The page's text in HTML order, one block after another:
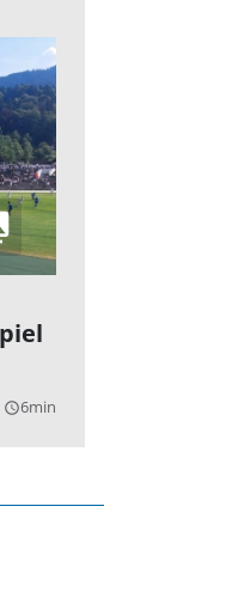
query_builder6min